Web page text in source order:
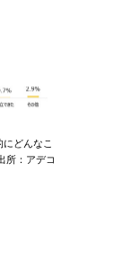
にどんなこ
所：アデコ